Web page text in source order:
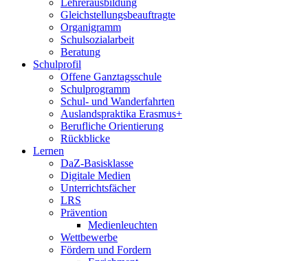
Lehrerausbildung
Gleichstellungsbeauftragte
Organigramm
Schulsozialarbeit
Beratung
Schulprofil
Offene Ganztagsschule
Schulprogramm
Schul- und Wanderfahrten
Auslandspraktika Erasmus+
Berufliche Orientierung
Rückblicke
Lernen
DaZ-Basisklasse
Digitale Medien
Unterrichtsfächer
LRS
Prävention
Medienleuchten
Wettbewerbe
Fördern und Fordern